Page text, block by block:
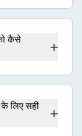
कैसे
+
लिए सही
+